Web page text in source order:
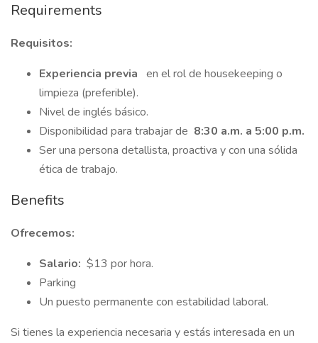
Requirements
Requisitos:
Experiencia previa en el rol de housekeeping o
limpieza (preferible).
Nivel de inglés básico.
Disponibilidad para trabajar de 8:30 a.m. a 5:00 p.m.
Ser una persona detallista, proactiva y con una sólida
ética de trabajo.
Benefits
Ofrecemos:
Salario: $13 por hora.
Parking
Un puesto permanente con estabilidad laboral.
Si tienes la experiencia necesaria y estás interesada en un